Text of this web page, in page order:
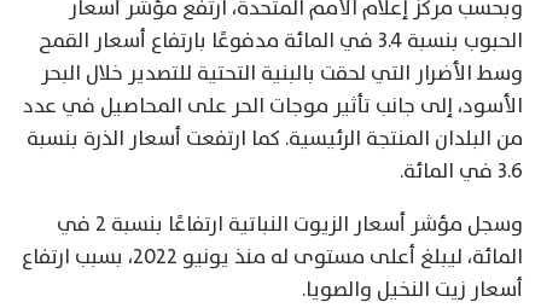
وبحسب مركز إعلام الأمم المتحدة، ارتفع مؤشر أسعار
الحبوب بنسبة 3.4 في المائة مدفوعًا بارتفاع أسعار القمح
وسط الأضرار التي لحقت بالبنية التحتية للتصدير خلال البحر
الأسود، إلى جانب تأثير موجات الحر على المحاصيل في عدد
من البلدان المنتجة الرئيسية. كما ارتفعت أسعار الذرة بنسبة
3.6 في المائة.
وسجل مؤشر أسعار الزيوت النباتية ارتفاعًا بنسبة 2 في
المائة، ليبلغ أعلى مستوى له منذ يونيو 2022، بسبب ارتفاع
أسعار زيت النخيل والصويا.